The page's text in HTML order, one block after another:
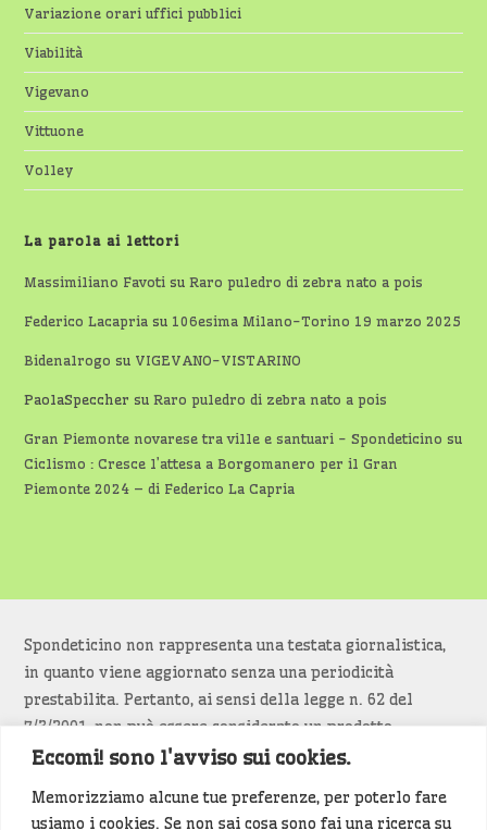
Eccomi! sono l'avviso sui cookies.
Memorizziamo alcune tue preferenze, per poterlo fare
usiamo i cookies. Se non sai cosa sono fai una ricerca su
Variazione orari uffici pubblici
Viabilità
Vigevano
Vittuone
Volley
La parola ai lettori
Massimiliano Favoti suRaro puledro di zebra nato a pois
Federico Lacapria su 106esima Milano-Torino 19 marzo 2025
Bidenalrogo su VIGEVANO-VISTARINO
PaolaSpeccher suRaro puledro di zebra nato a pois
Gran Piemonte novarese tra ville e santuari - Spondeticino su
Ciclismo : Cresce l’attesa a Borgomanero per il Gran
Piemonte 2024 – di Federico La Capria
Spondeticino non rappresenta una testata giornalistica,
in quanto viene aggiornato senza una periodicità
prestabilita. Pertanto, ai sensi della legge n. 62 del
7/3/2001, non può essere considerato un prodotto
editoriale.
Siamo attenti a non violare copyright e diritti